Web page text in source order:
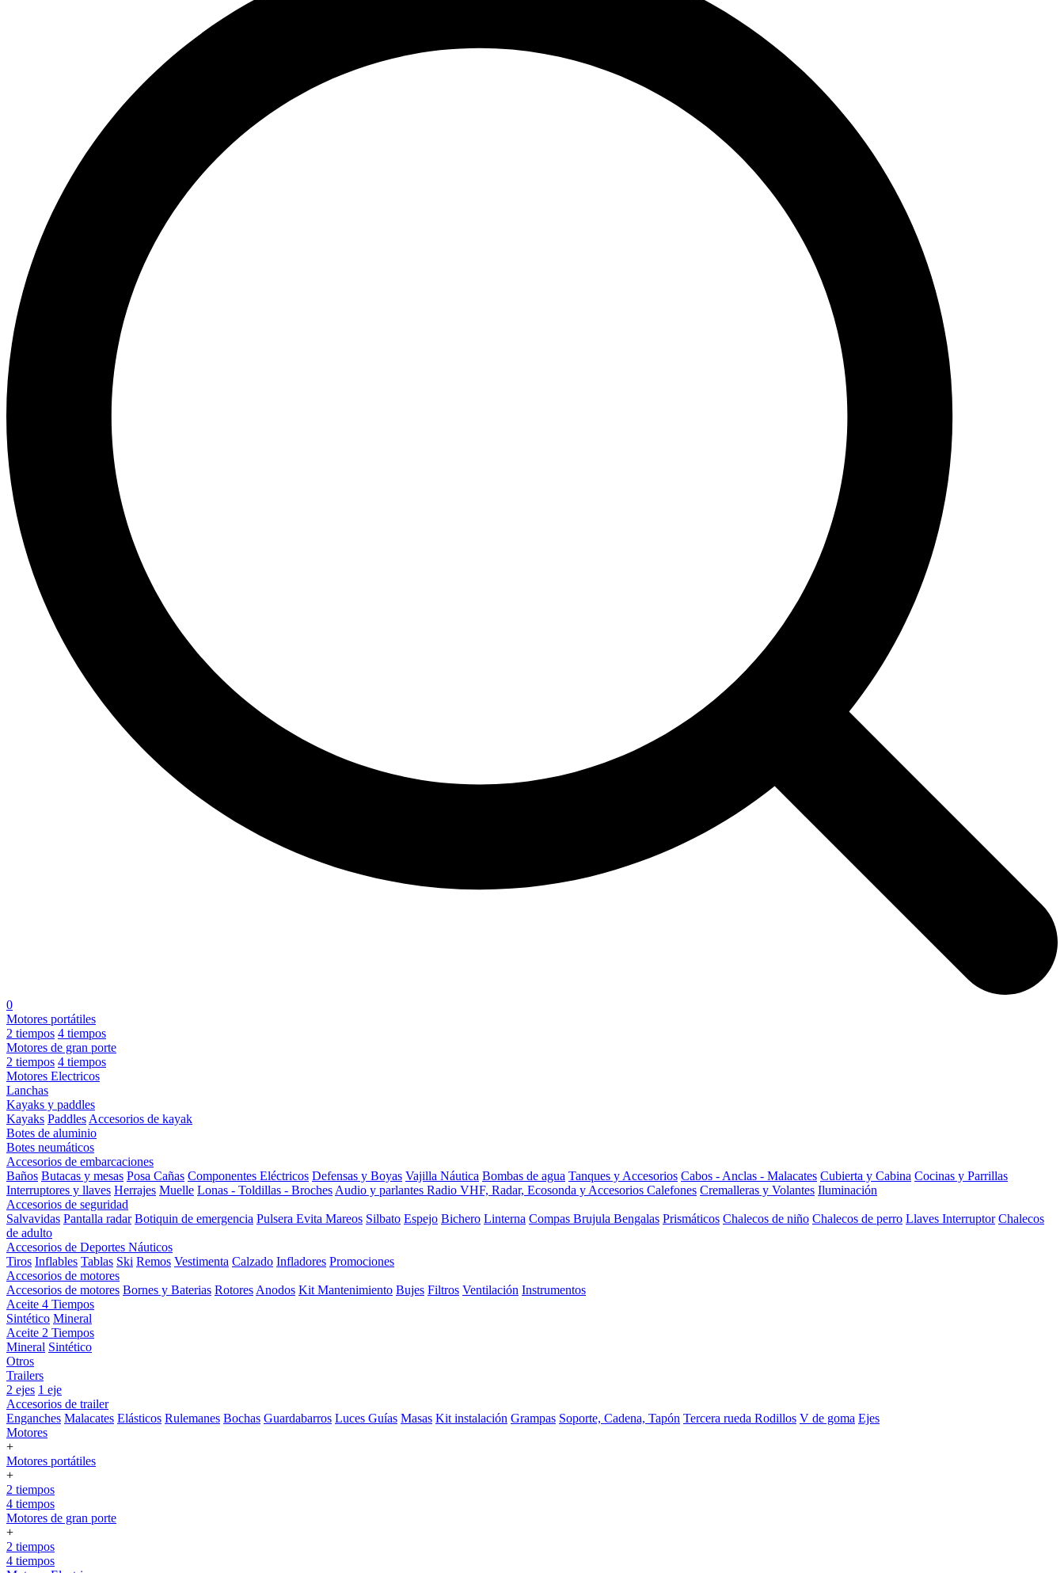
0
Motores portátiles
2 tiempos 4 tiempos
Motores de gran porte
2 tiempos 4 tiempos
Motores Electricos
Lanchas
Kayaks y paddles
Kayaks Paddles Accesorios de kayak
Botes de aluminio
Botes neumáticos
Accesorios de embarcaciones
Baños Butacas y mesas Posa Cañas Componentes Eléctricos Defensas y Boyas Vajilla Náutica Bombas de agua Tanques y Accesorios Cabos - Anclas - Malacates Cubierta y Cabina Cocinas y Parrillas
Interruptores y llaves Herrajes Muelle Lonas - Toldillas - Broches Audio y parlantes Radio VHF, Radar, Ecosonda y Accesorios Calefones Cremalleras y Volantes Iluminación
Accesorios de seguridad
Salvavidas Pantalla radar Botiquin de emergencia Pulsera Evita Mareos Silbato Espejo Bichero Linterna Compas Brujula Bengalas Prismáticos Chalecos de niño Chalecos de perro Llaves Interruptor Chalecos
de adulto
Accesorios de Deportes Náuticos
Tiros Inflables Tablas Ski Remos Vestimenta Calzado Infladores Promociones
Accesorios de motores
Accesorios de motores Bornes y Baterias Rotores Anodos Kit Mantenimiento Bujes Filtros Ventilación Instrumentos
Aceite 4 Tiempos
Sintético Mineral
Aceite 2 Tiempos
Mineral Sintético
Otros
Trailers
2 ejes 1 eje
Accesorios de trailer
Enganches Malacates Elásticos Rulemanes Bochas Guardabarros Luces Guías Masas Kit instalación Grampas Soporte, Cadena, Tapón Tercera rueda Rodillos V de goma Ejes
Motores
+
Motores portátiles
+
2 tiempos
4 tiempos
Motores de gran porte
+
2 tiempos
4 tiempos